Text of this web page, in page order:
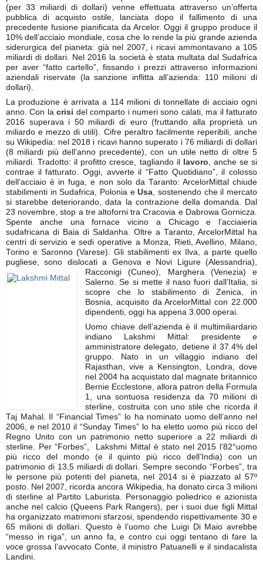
(per 33 miliardi di dollari) venne effettuata attraverso un’offerta
pubblica di acquisto ostile, lanciata dopo il fallimento di una
precedente fusione pianificata da Arcelor. Oggi il gruppo produce il
10% dell’acciaio mondiale, cosa che lo rende la più grande azienda
siderurgica del pianeta: già nel 2007, i ricavi ammontavano a 105
miliardi di dollari. Nel 2016 la società è stata multata dal Sudafrica
per aver “fatto cartello”, fissando i prezzi attraverso informazioni
aziendali riservate (la sanzione inflitta all’azienda: 110 milioni di
dollari).
La produzione è arrivata a 114 milioni di tonnellate di acciaio ogni
anno. Con lacrisi del comparto i numeri sono calati, ma il fatturato
2016 superava i 50 miliardi di euro (fruttando alla proprietà un
miliardo e mezzo di utili). Cifre peraltro facilmente reperibili, anche
su Wikipedia: nel 2018 i ricavi hanno superato i 76 miliardi di dollari
(8 miliardi più dell’anno precedente), con un utile netto di oltre 5
miliardi. Tradotto: il profitto cresce, tagliando il
lavoro , anche se si
contrae il fatturato. Oggi, avverte il “Fatto Quotidiano”, il colosso
dell’acciaio è in fuga, e non solo da Taranto: ArcelorMittal chiude
stabilimenti in Sudafrica, Polonia eUsa , sostenendo che il mercato
si starebbe deteriorando, data la contrazione della domanda. Dal
23 novembre, stop a tre altoforni tra Cracovia e Dabrowa Gornicza.
Spente anche una fornace vicino a Chicago e l’acciaieria
sudafricana di Baia di Saldanha. Oltre a Taranto, ArcelorMittal ha
centri di servizio e sedi operative a Monza, Rieti, Avellino, Milano,
Torino e Saronno (Varese). Gli stabilimenti ex Ilva, a parte quello
pugliese, sono dislocati a Genova e Novi Ligure (Alessandria),
Racconigi (Cuneo), Marghera (Venezia) e
Salerno. Se si mette il naso fuori dall’Italia, si
scopre che lo stabilimento di Zenica, in
Bosnia, acquisito da ArcelorMittal con 22.000
dipendenti, oggi ha appena 3.000 operai.
Uomo chiave dell’azienda è il multimiliardario
indiano Lakshmi Mittal: presidente e
amministratore delegato, detiene il 37.4% del
gruppo. Nato in un villaggio indiano del
Rajasthan, vive a Kensington, Londra, dove
nel 2004 ha acquistato dal magnate britannico
Bernie Ecclestone, allora patron della Formula
1, una sontuosa residenza da 70 milioni di
sterline, costruita con uno stile che ricorda il
Taj Mahal. Il “Financial Times” lo ha nominato uomo dell’anno nel
2006, e nel 2010 il “Sunday Times” lo ha eletto uomo più ricco del
Regno Unito con un patrimonio netto superiore a 22 miliardi di
sterline. Per “Forbes”, Lakshmi Mittal è stato nel 2015 l’82°uomo
più ricco del mondo (e il quinto più ricco dell’India) con un
patrimonio di 13,5 miliardi di dollari. Sempre secondo “Forbes”, tra
le persone più potenti del pianeta, nel 2014 si è piazzato al 57º
posto. Nel 2007, ricorda ancora Wikipedia, ha donato circa 3 milioni
di sterline al Partito Laburista. Personaggio poliedrico e azionista
anche nel calcio (Queens Park Rangers), per i suoi due figli Mittal
ha organizzato matrimoni sfarzosi, spendendo rispettivamente 30 e
65 milioni di dollari. Questo è l’uomo che Luigi Di Maio avrebbe
“messo in riga”, un anno fa, e contro cui oggi tentano di fare la
voce grossa l’avvocato Conte, il ministro Patuanelli e il sindacalista
Landini.